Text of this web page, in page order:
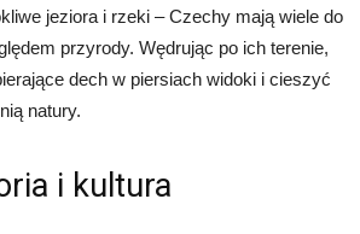
jeziora i rzeki – Czechy mają wiele do
przyrody. Wędrując po ich terenie,
dech w piersiach widoki i cieszyć
natury.
i kultura